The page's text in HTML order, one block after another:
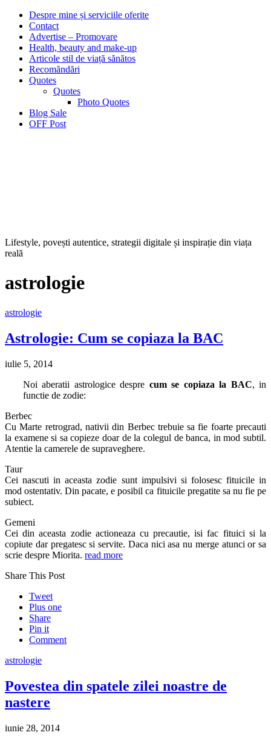
Despre mine și serviciile oferite
Contact
Advertise – Promovare
Health, beauty and make-up
Articole stil de viață sănătos
Recomăndări
Quotes
Quotes
Photo Quotes
Blog Sale
OFF Post
Lifestyle, povești autentice, strategii digitale și inspirație din viața
reală
astrologie
astrologie
Astrologie: Cum se copiaza la BAC
iulie 5, 2014
Noi aberatii astrologice despre cum se copiaza la BAC, in
functie de zodie:
Berbec
Cu Marte retrograd, nativii din Berbec trebuie sa fie foarte precauti
la examene si sa copieze doar de la colegul de banca, in mod subtil.
Atentie la camerele de supraveghere.
Taur
Cei nascuti in aceasta zodie sunt impulsivi si folosesc fituicile in
mod ostentativ. Din pacate, e posibil ca fituicile pregatite sa nu fie pe
subiect.
Gemeni
Cei din aceasta zodie actioneaza cu precautie, isi fac fituici si la
copiute dar pregatesc si servite. Daca nici asa nu merge atunci or sa
scrie despre Miorita. read more
Share This Post
Tweet
Plus one
Share
Pin it
Comment
astrologie
Povestea din spatele zilei noastre de
nastere
iunie 28, 2014